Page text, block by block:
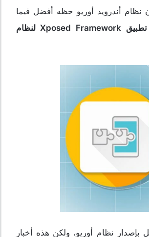
أندرويد أوريو حظه أفضل فيما
تطبيق Xposed Framework لنظام
نظام أوريو، ولكن هذه أخبار